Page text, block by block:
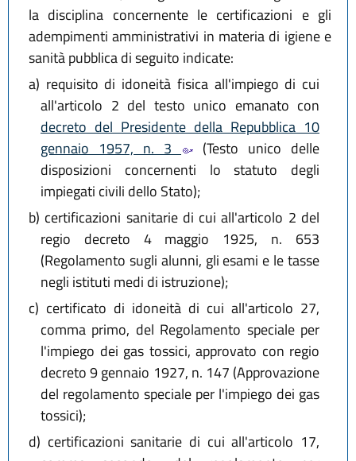
la disciplina concernente le certificazioni e gli
adempimenti amministrativi in materia di igiene e
sanità pubblica di seguito indicate:
a) requisito di idoneità fisica all'impiego di cui
all'articolo 2 del testo unico emanato con
decreto del Presidente della Repubblica 10
gennaio 1957, n. 3
(Testo unico delle
disposizioni concernenti lo statuto degli
impiegati civili dello Stato);
b) certificazioni sanitarie di cui all'articolo 2 del
regio decreto 4 maggio 1925, n. 653
(Regolamento sugli alunni, gli esami e le tasse
negli istituti medi di istruzione);
c) certificato di idoneità di cui all'articolo 27,
comma primo, del Regolamento speciale per
l'impiego dei gas tossici, approvato con regio
decreto 9 gennaio 1927, n. 147 (Approvazione
del regolamento speciale per l'impiego dei gas
tossici);
d) certificazioni sanitarie di cui all'articolo 17,